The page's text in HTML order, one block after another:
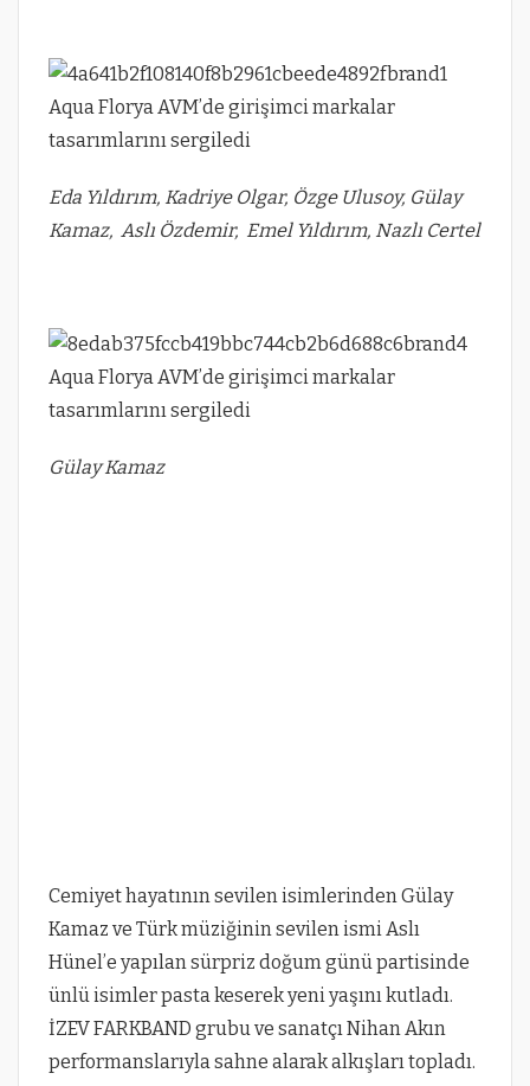
Eda Yıldırım, Kadriye Olgar, Özge Ulusoy, Gülay
Kamaz, Aslı Özdemir, Emel Yıldırım, Nazlı Certel
Gülay Kamaz
Cemiyet hayatının sevilen isimlerinden Gülay
Kamaz ve Türk müziğinin sevilen ismi Aslı
Hünel’e yapılan sürpriz doğum günü partisinde
ünlü isimler pasta keserek yeni yaşını kutladı.
İZEV FARKBAND grubu ve sanatçı Nihan Akın
performanslarıyla sahne alarak alkışları topladı.